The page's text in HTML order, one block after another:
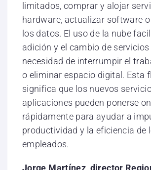
limitados, comprar y alojar
hardware, actualizar software
los datos. El uso de la nube
adición y el cambio de servicios
necesidad de interrumpir el
o eliminar espacio digital. Esta
significa que los nuevos
aplicaciones pueden ponerse
rápidamente para ayudar a
productividad y la eficiencia de
empleados.
Jorge Martínez, director